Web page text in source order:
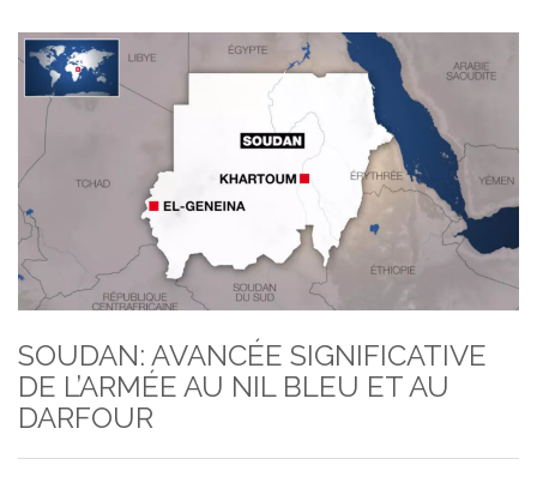
SOUDAN: AVANCÉE SIGNIFICATIVE
DE L’ARMÉE AU NIL BLEU ET AU
DARFOUR